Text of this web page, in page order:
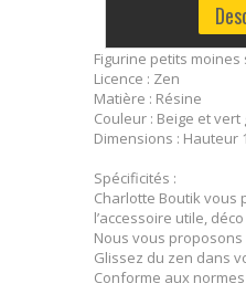
Figurine petits moines
Licence : Zen
Matière : Résine
Couleur : Beige et vert
Dimensions : Hauteur
Spécificités :
Charlotte Boutik vous
l’accessoire utile,
Nous vous
Glissez du zen dans
Conforme aux